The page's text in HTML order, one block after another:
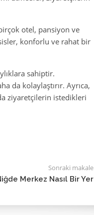
otel, pansiyon ve
konforlu ve rahat bir
sahiptir.
da kolaylaştırır. Ayrıca,
ziyaretçilerin istedikleri
Sonraki makale
Merkez Nasıl Bir Yer